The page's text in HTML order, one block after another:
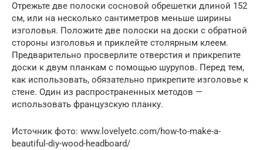
Отрежьте две полоски сосновой обрешетки длиной 152
см, или на несколько сантиметров меньше ширины
изголовья. Положите две полоски на доски с обратной
стороны изголовья и приклейте столярным клеем.
Предварительно просверлите отверстия и прикрепите
доски к двум планкам с помощью шурупов. Перед тем,
как использовать, обязательно прикрепите изголовье к
стене. Один из распространенных методов —
использовать французскую планку.
Источник фото: www.lovelyetc.com/how-to-make-a-
beautiful-diy-wood-headboard/